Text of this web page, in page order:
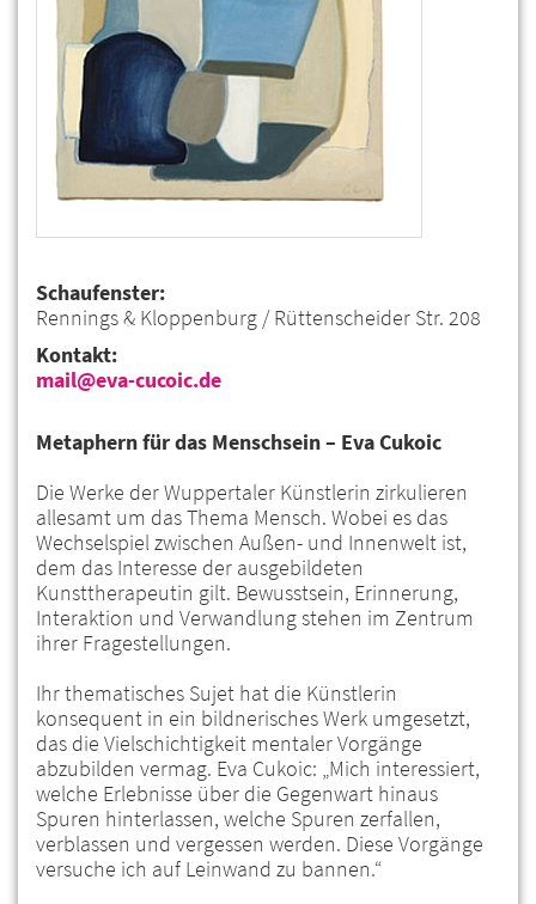
Schaufenster:
Rennings & Kloppenburg / Rüttenscheider Str. 208
Kontakt:
mail@eva-cucoic.de
Metaphern für das Menschsein – Eva Cukoic
Die Werke der Wuppertaler Künstlerin zirkulieren
allesamt um das Thema Mensch. Wobei es das
Wechselspiel zwischen Außen- und Innenwelt ist,
dem das Interesse der ausgebildeten
Kunsttherapeutin gilt. Bewusstsein, Erinnerung,
Interaktion und Verwandlung stehen im Zentrum
ihrer Fragestellungen.
Ihr thematisches Sujet hat die Künstlerin
konsequent in ein bildnerisches Werk umgesetzt,
das die Vielschichtigkeit mentaler Vorgänge
abzubilden vermag. Eva Cukoic: „Mich interessiert,
welche Erlebnisse über die Gegenwart hinaus
Spuren hinterlassen, welche Spuren zerfallen,
verblassen und vergessen werden. Diese Vorgänge
versuche ich auf Leinwand zu bannen.“